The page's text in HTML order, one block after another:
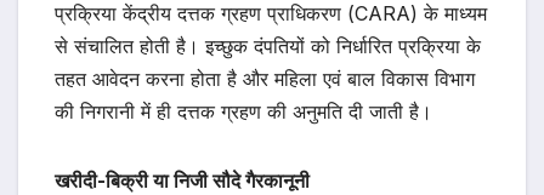
प्रक्रिया केंद्रीय दत्तक ग्रहण प्राधिकरण (CARA) के माध्यम
से संचालित होती है। इच्छुक दंपतियों को निर्धारित प्रक्रिया के
तहत आवेदन करना होता है और महिला एवं बाल विकास विभाग
की निगरानी में ही दत्तक ग्रहण की अनुमति दी जाती है।
खरीदी-बिक्री या निजी सौदे गैरकानूनी